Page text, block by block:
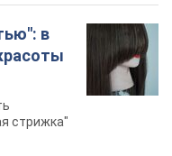
в
стрижка"